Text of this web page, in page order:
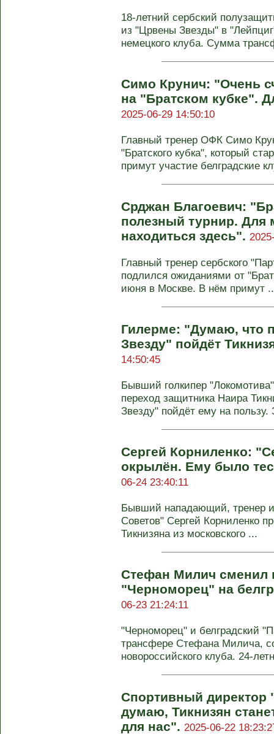
18-летний сербский
из "Црвены Звезды" в
немецкого клуба. Сумма
Симо Крунич: "Очень
на "Братском кубке".
2025-06-29 14:50:10
Главный тренер ОФК Симо
"Братского кубка", который
примут участие белградские
Срджан Благоевич:
полезный турнир. Для
находиться здесь".
Главный тренер сербского
подлился ожиданиями от
июня в Москве. В нём примут
Гилерме: "Думаю, что
Звезду" пойдёт
14:50:45
Бывший голкипер
переход защитника Наира
Звезду" пойдёт ему на пользу.
Сергей Корниленко:
окрылён. Ему было
06-24 23:40:11
Бывший нападающий, тренер
Советов" Сергей Корниленко
Тикнизяна из московского ...
Стефан Милич сменил
"Черноморец" на
06-23 21:24:11
"Черноморец" и белградский
трансфере Стефана Милича,
новороссийского клуба. 24-
Спортивный
думаю, Тикнизян
для нас". 2025-06-22